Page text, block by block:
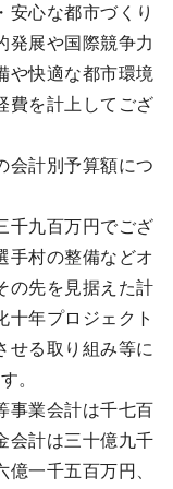
安心な都市づくり
発展や国際競争力
や快適な都市環境
費を計上してござ
会計別予算額につ
千九百万円でござ
手村の整備などオ
の先を見据えた計
十年プロジェクト
せる取り組み等に
。
事業会計は千七百
会計は三十億九千
一千五百万円、